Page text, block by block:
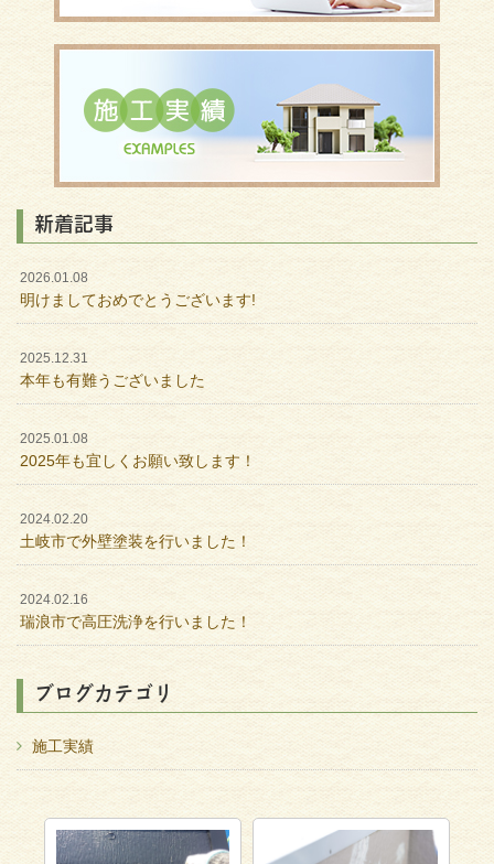
新着記事
2026.01.08
明けましておめでとうございます!
2025.12.31
本年も有難うございました
2025.01.08
2025年も宜しくお願い致します！
2024.02.20
土岐市で外壁塗装を行いました！
2024.02.16
瑞浪市で高圧洗浄を行いました！
ブログカテゴリ
施工実績